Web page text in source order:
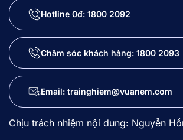
Hotline 0đ: 1800 2092
Chăm sóc khách hàng: 1800 2093
Email: trainghiem@vuanem.com
Chịu trách nhiệm nội dung: Nguyễn